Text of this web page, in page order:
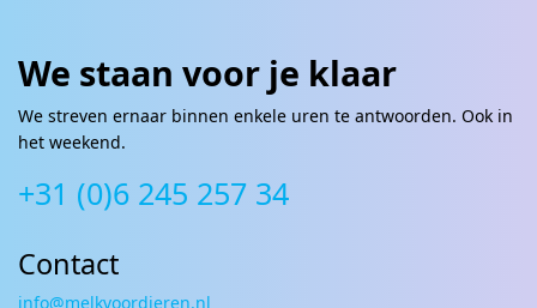
We staan voor je klaar
We streven ernaar binnen enkele uren te antwoorden. Ook in
het weekend.
+31 (0)6 245 257 34
Contact
info@melkvoordieren.nl